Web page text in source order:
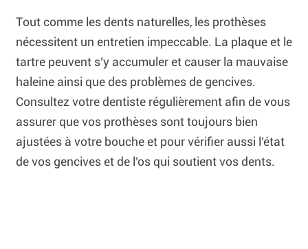
Tout comme les dents naturelles, les prothèses
nécessitent un entretien impeccable. La plaque et le
tartre peuvent s’y accumuler et causer la mauvaise
haleine ainsi que des problèmes de gencives.
Consultez votre dentiste régulièrement afin de vous
assurer que vos prothèses sont toujours bien
ajustées à votre bouche et pour vérifier aussi l’état
de vos gencives et de l’os qui soutient vos dents.